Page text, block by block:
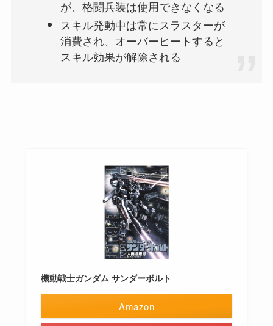
が、格闘兵装は使用できなくなる
スキル発動中は常にスラスターが
消費され、オーバーヒートすると
スキル効果が解除される
機動戦士ガンダム サンダーボルト
Amazon